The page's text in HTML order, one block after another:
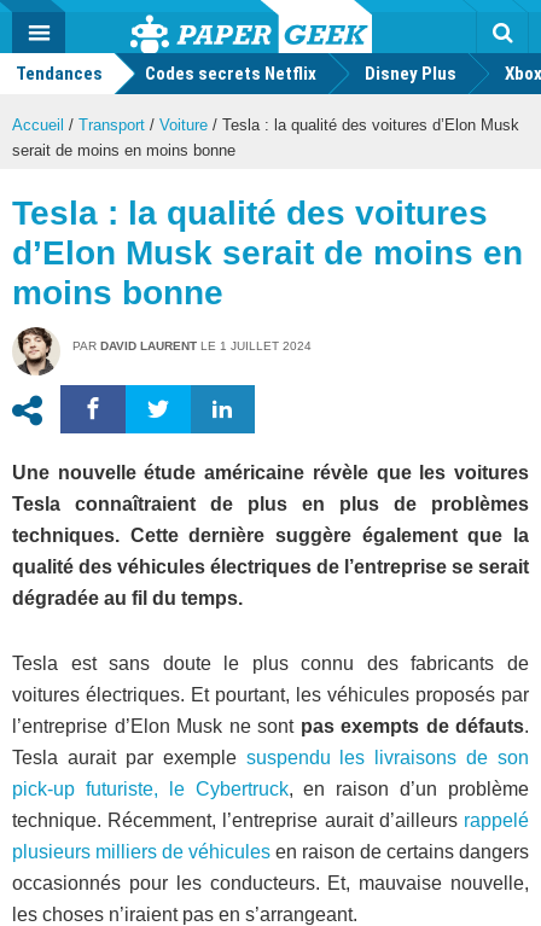
Actu
geek
MENU
Tendances Codes secrets Netflix Disney Plus
Accueil / Transport / Voiture / Tesla : la qualité des voitures d’Elon Musk
serait de moins en moins bonne
Tesla : la qualité des voitures
d’Elon Musk serait de moins en
moins bonne
PAR DAVID LAURENT LE 1 JUILLET 2024
Une nouvelle étude américaine révèle que les voitures
Tesla connaîtraient de plus en plus de problèmes
techniques. Cette dernière suggère également que la
qualité des véhicules électriques de l’entreprise se serait
dégradée au fil du temps.
Tesla est sans doute le plus connu des fabricants de
voitures électriques. Et pourtant, les véhicules proposés par
l’entreprise d’Elon Musk ne sontpas exempts de défauts.
Tesla aurait par exemple suspendu les livraisons de son
pick-up futuriste, le Cybertruck, en raison d’un problème
technique. Récemment, l’entreprise aurait d’ailleurs rappelé
plusieurs milliers de véhicules en raison de certains dangers
occasionnés pour les conducteurs. Et, mauvaise nouvelle,
les choses n’iraient pas en s’arrangeant.
Mode
FacebookTwitter Youtube